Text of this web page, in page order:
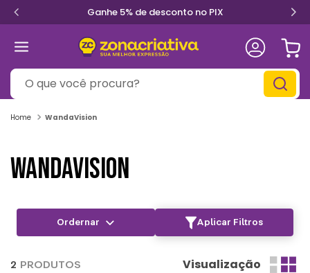
Ganhe 5% de desconto no PIX
O que você procura?
WandaVision
WANDAVISION
Aplicar Filtros
2 PRODUTOS Visualização